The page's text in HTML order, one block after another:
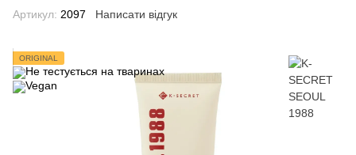
Артикул: 2097 Написати відгук
ORIGINAL